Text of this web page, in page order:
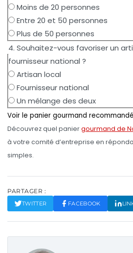
Moins de 20 personnes
Entre 20 et 50 personnes
Plus de 50 personnes
4. Souhaitez-vous favoriser un
fournisseur national ?
Artisan local
Fournisseur national
Un mélange des deux
Voir le panier gourmand recommandé
Découvrez quel paniergourmand de
à votre comité d’entreprise en
simples.
PARTAGER :
TWITTER FACEBOOK